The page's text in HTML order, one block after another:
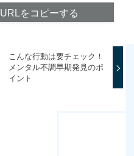
URLをコピーする
こんな行動は要チェック！
メンタル不調早期発見のポ
イント